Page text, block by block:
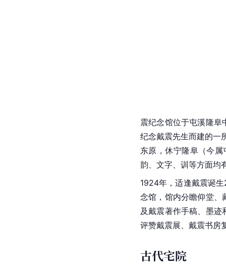
震纪念馆位于屯溪隆
纪念戴震先生而建的一
东原，休宁隆阜（今属
韵、文字、训等方面均
1924年，适逢戴震诞
念馆 ，馆内分瞻仰堂
及戴震著作手稿、墨迹
评赞戴震展、戴震书房
古代宅院